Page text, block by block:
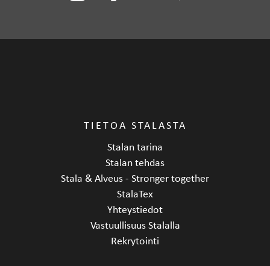
TIETOA STALASTA
Stalan tarina
Stalan tehdas
Stala & Alveus - Stronger together
StalaTex
Yhteystiedot
Vastuullisuus Stalalla
Rekrytointi